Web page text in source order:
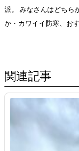
派。 みなさんはどちら
か・カワイイ防寒、お
関連記事